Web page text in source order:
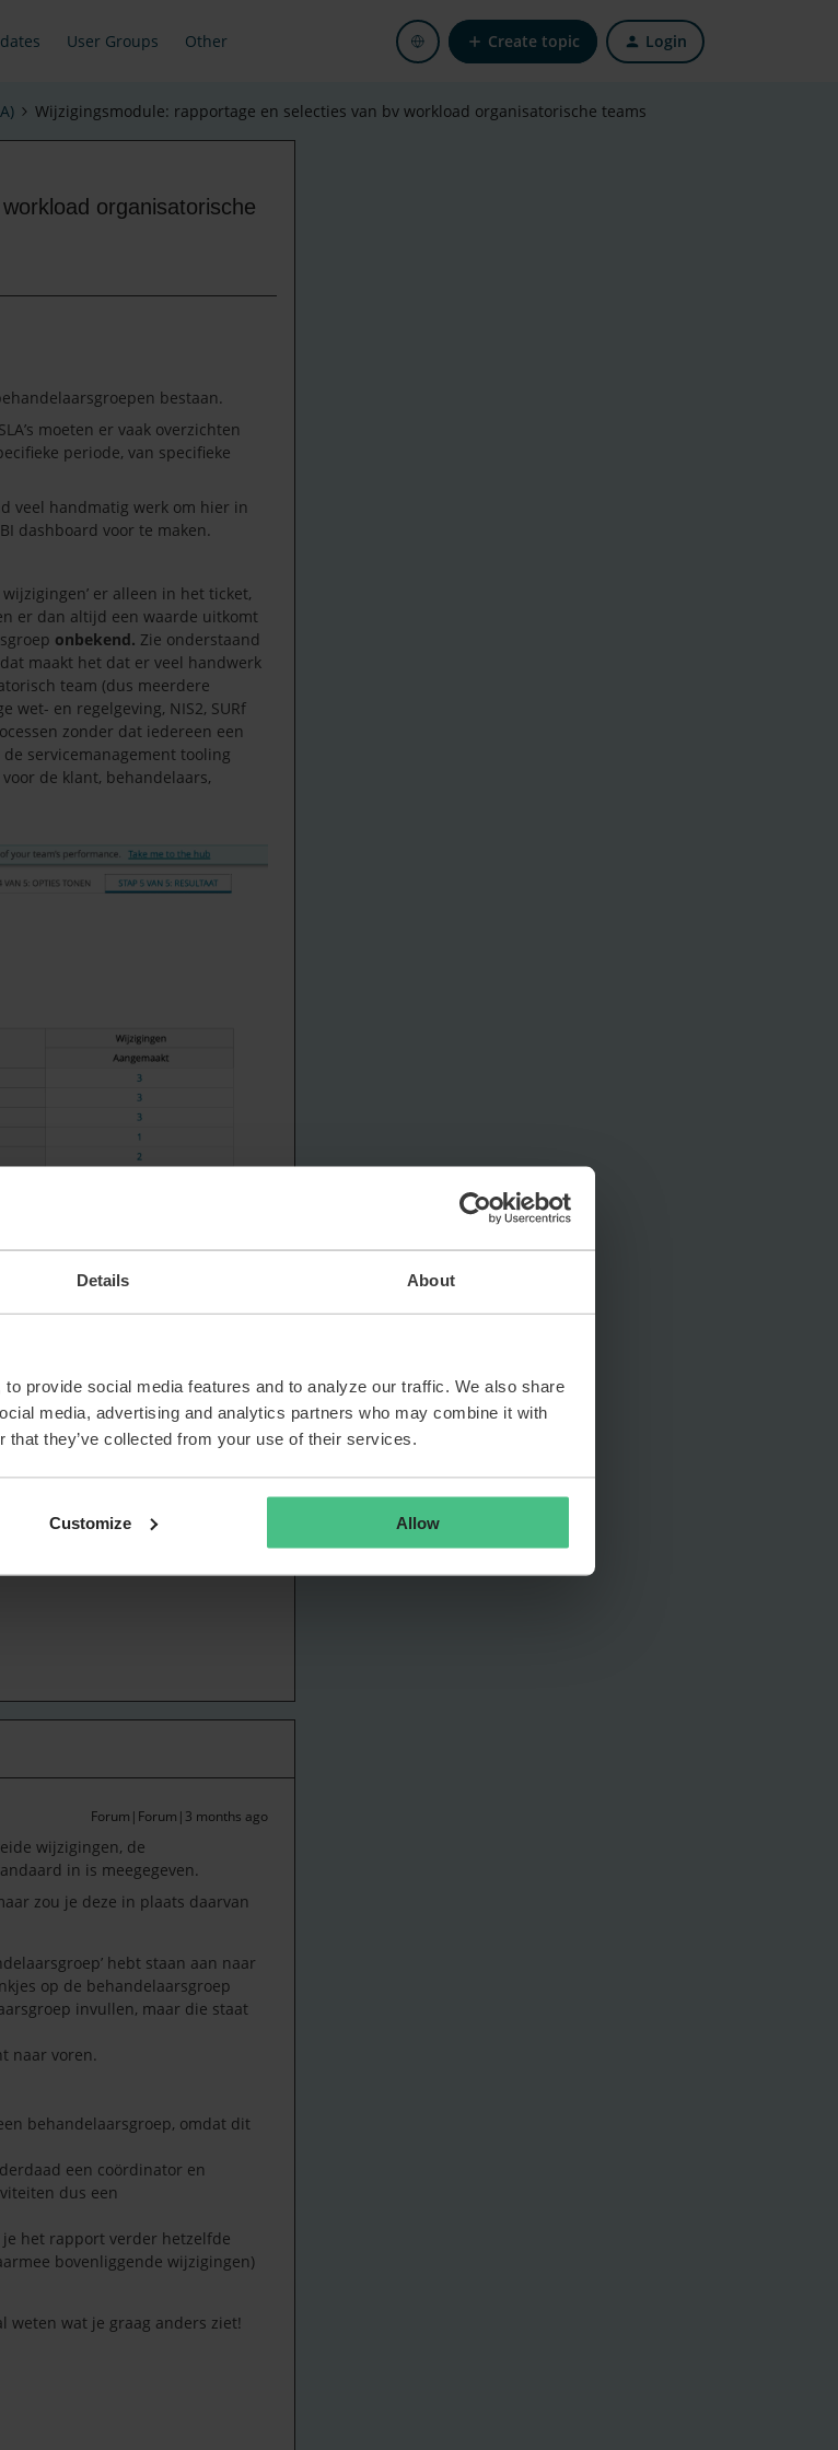
Details About
provide social media features and to analyze our traffic. We also share
media, advertising and analytics partners who may combine it with
that they’ve collected from your use of their services.
Customize Allow
User Groups Other Create topic Login
Wijzigingsmodule: rapportage en selecties van bv workload organisatorische teams
organisatorische
bestaan.
moeten er vaak overzichten
periode, van specifieke
veel handmatig werk om hier in
dashboard voor te maken.
er alleen in het ticket,
er dan altijd een waarde uitkomt
onbekend. Zie onderstaand
maakt het dat er veel handwerk
team (dus meerdere
wet- en regelgeving, NIS2, SURf
zonder dat iedereen een
servicemanagement tooling
de klant, behandelaars,
dat is te summier.
te krijgen in alle tickets hoe je
die een lange doorlooptijd
ziek is of vakantie heeft je kun
dat je dat makkelijk in een
zonder eerdere
kan moet slimmer kunnen!
Forum|Forum|3 months ago
wijzigingen, de
in is meegegeven.
zou je deze in plaats daarvan
hebt staan aan naar
op de behandelaarsgroep
invullen, maar die staat
naar voren.
behandelaarsgroep, omdat dit
een coördinator en
dus een
het rapport verder hetzelfde
bovenliggende wijzigingen)
weten wat je graag anders ziet!